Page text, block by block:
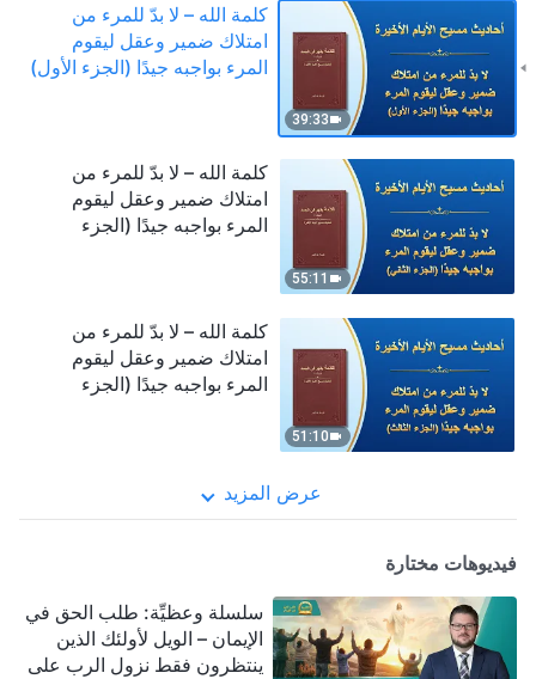
39:33
كلمة الله – لا بدّ للمرء من
امتلاك ضمير وعقل ليقوم
المرء بواجبه جيدًا (الجزء الأول)
55:11
كلمة الله – لا بدّ للمرء من
امتلاك ضمير وعقل ليقوم
المرء بواجبه جيدًا (الجزء
51:10
كلمة الله – لا بدّ للمرء من
امتلاك ضمير وعقل ليقوم
المرء بواجبه جيدًا (الجزء
عرض المزيد
فيديوهات مختارة
سلسلة وعظيِّة: طلب الحق في
الإيمان – الويل لأولئك الذين
ينتظرون فقط نزول الرب على